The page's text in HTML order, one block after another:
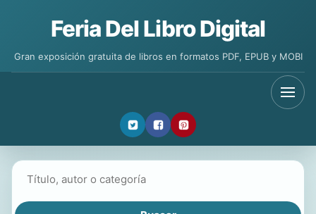
Feria Del Libro Digital
Gran exposición gratuita de libros en formatos PDF, EPUB y MOBI